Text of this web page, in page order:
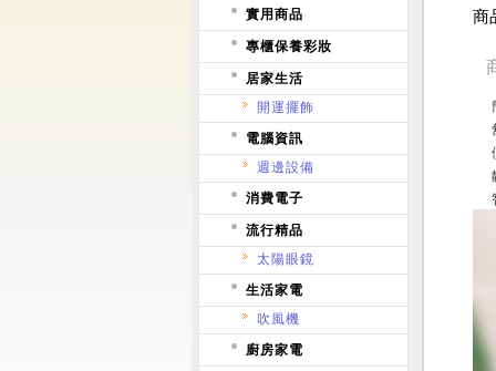
實用商品
專櫃保養彩妝
居家生活
開運擺飾
電腦資訊
週邊設備
消費電子
流行精品
太陽眼鏡
生活家電
吹風機
廚房家電
商